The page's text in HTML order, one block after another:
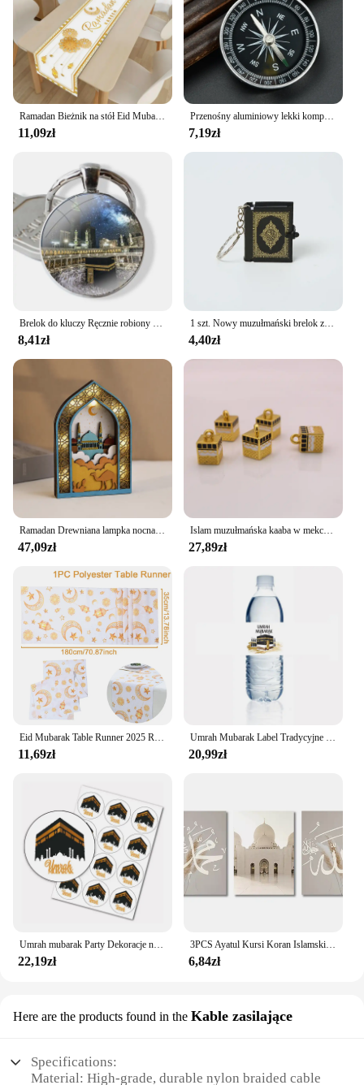
Ramadan Bieżnik na stół Eid Mubarak Obrus Ramadan Kareem Dekoracja do domu 2025 Islamska impreza muzułmańska Dekoracje Eid Al Adha Prezenty
11,09zł
Przenośny aluminiowy lekki kompas awaryjny Narzędzie do przetrwania na świeżym powietrzu G44-2 Nawigacja Dzikie narzędzie Czarny
7,19zł
Brelok do kluczy Ręcznie robiony szklany kaboszon Brelok do kluczy Breloki do kluczy Krajobraz Mezoria Kaaba Mekka Makkah Obraz
8,41zł
1 szt. Nowy muzułmański brelok z żywicy islamskiej Mini arka Koran książka z prawdziwego papieru może odczytać wisiorek klucz z obręczą breloczek biżuteria religijna
4,40zł
Ramadan Drewniana lampka nocna z księżycem Ozdoba stołowa EID Mubarak Party Light 2025 Islam Muzułmańska dekoracja domu Prezent Eid Al Adha
47,09zł
Islam muzułmańska kaaba w mekce wisiorek muzułmański urok 5 sztuk/partia
27,89zł
Eid Mubarak Table Runner 2025 Ramadan Decoration for Home Islamic Muslim Party Supplies Eid Al Adha Ramadan Kareem Table Cover
11,69zł
Umrah Mubarak Label Tradycyjne muszlinowe święta owiec Kaaba Owijarka na butelki Eid Party Supplies-40mm
20,99zł
22,19zł
3PCS Ayatul Kursi Koran Islamski Złoty Beżowy Czarny Obraz na Płótnie Muzułmański Obraz na Ścianę Do Dekoracji Domu w Salonie
6,84zł
Here are the products found in the Kable zasilające
Specifications:
Material: High-grade, durable nylon braided cable